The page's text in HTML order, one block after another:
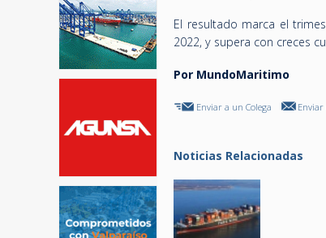
El resultado marca el
2022, y supera con creces
Por MundoMaritimo
Enviar a un Colega
Noticias Relacionadas